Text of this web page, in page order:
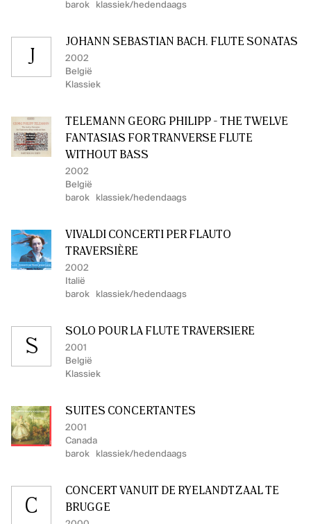
barok
klassiek/hedendaags
J
JOHANN SEBASTIAN BACH. FLUTE SONATAS
2002
België
Klassiek
TELEMANN GEORG PHILIPP - THE TWELVE
FANTASIAS FOR TRANVERSE FLUTE
WITHOUT BASS
2002
België
barok
klassiek/hedendaags
VIVALDI CONCERTI PER FLAUTO
TRAVERSIÈRE
2002
Italië
barok
klassiek/hedendaags
S
SOLO POUR LA FLÛTE TRAVERSIÈRE
2001
België
Klassiek
SUITES CONCERTANTES
2001
Canada
barok
klassiek/hedendaags
C
CONCERT VANUIT DE RYELANDTZAAL TE
BRUGGE